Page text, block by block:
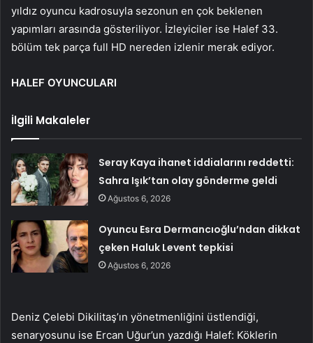
yıldız oyuncu kadrosuyla sezonun en çok beklenen
yapımları arasında gösteriliyor. İzleyiciler ise Halef 33.
bölüm tek parça full HD nereden izlenir merak ediyor.
HALEF OYUNCULARI
İlgili Makaleler
Seray Kaya ihanet iddialarını reddetti:
Sahra Işık’tan olay gönderme geldi
Ağustos 6, 2026
Oyuncu Esra Dermancıoğlu’ndan dikkat
çeken Haluk Levent tepkisi
Ağustos 6, 2026
Deniz Çelebi Dikilitaş’ın yönetmenliğini üstlendiği,
senaryosunu ise Ercan Uğur’un yazdığı Halef: Köklerin